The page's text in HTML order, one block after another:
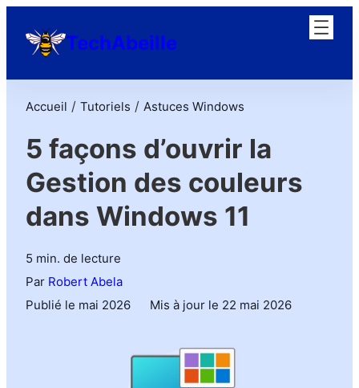
TechAbeille
Accueil / Tutoriels / Astuces Windows
5 façons d’ouvrir la
Gestion des couleurs
dans Windows 11
5 min. de lecture
Par Robert Abela
Publié le mai 2026
Mis à jour le 22 mai 2026